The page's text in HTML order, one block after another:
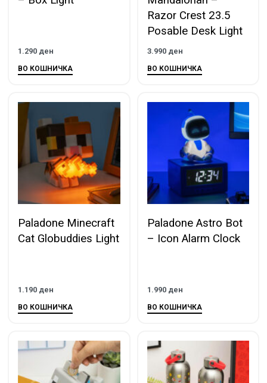
1.290 ден
ВО КОШНИЧКА
Razor Crest 23.5
Posable Desk Light
3.990 ден
ВО КОШНИЧКА
Paladone Minecraft
Cat Globuddies Light
1.190 ден
ВО КОШНИЧКА
Paladone Astro Bot
– Icon Alarm Clock
1.990 ден
ВО КОШНИЧКА